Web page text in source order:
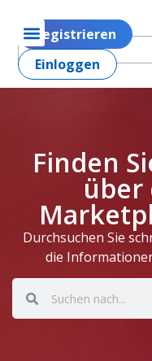
Registrieren
Einloggen
Finden
über
Durchsuchen Sie
die